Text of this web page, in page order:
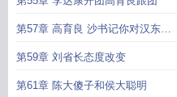
第57章 高育良 沙书记你对汉东省
的情况还不够了解
第59章 刘省长态度改变
第61章 陈大傻子和侯大聪明